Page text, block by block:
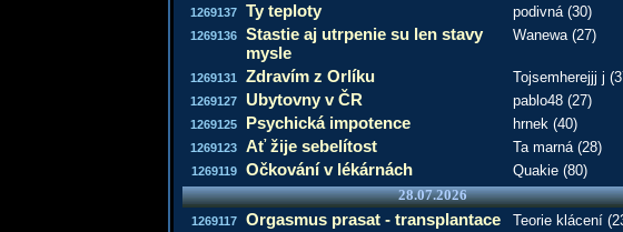
1269137 Ty teploty podivná (30)
1269136
Stastie aj utrpenie su len stavy
mysle
Wanewa (27)
1269131 Zdravím z Orlíku Tojsemherejjj j
1269127
Ubytovny v ČR pablo48 (27)
1269125
Psychická impotence hrnek (40)
1269123
Ať žije sebelítost Ta marná (28)
1269119
Očkování v lékárnách Quakie (80)
28.07.2026
1269117 Orgasmus prasat - transplantace Teorie klácení